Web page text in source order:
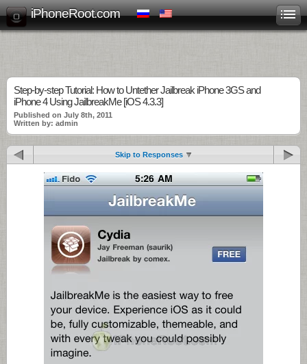
iPhoneRoot.com
Step-by-step Tutorial: How to Untether Jailbreak iPhone 3GS and
iPhone 4 Using JailbreakMe [iOS 4.3.3]
Published on July 8th, 2011
Written by: admin
Skip to Responses